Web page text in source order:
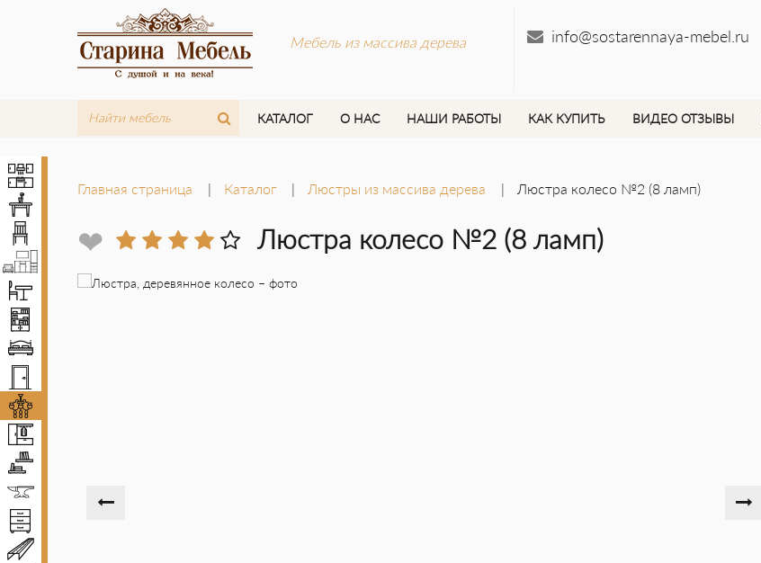
Мебель из массива дерева info@sostarennaya-mebel.ru
КАТАЛОГ О НАС НАШИ РАБОТЫ КАК КУПИТЬ ВИДЕО ОТЗЫВЫ
Стулья
Комплекты мебели
Главная страница Каталог Люстры из массива дерева Люстра колесо №2 (8 ламп)
❤ Люстра колесо №2 (8 ламп)